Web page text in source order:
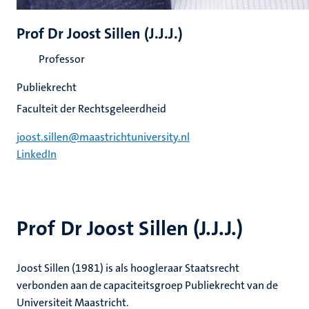
Prof Dr Joost Sillen (J.J.J.)
Joost Sillen (1981) is als hoogleraar Staatsrecht
verbonden aan de capaciteitsgroep Publiekrecht van de
Universiteit Maastricht.
Prof Dr Joost Sillen (J.J.J.)
Professor
Publiekrecht
Faculteit der Rechtsgeleerdheid
joost.sillen@maastrichtuniversity.nl
LinkedIn